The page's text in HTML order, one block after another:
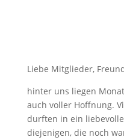
Liebe Mitglieder,
hinter uns liegen
auch voller Hoffnung.
durften in ein
diejenigen, die noch